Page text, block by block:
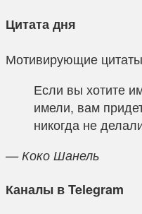
Цитата дня
Мотивирующие
Если вы хотите
имели, вам
никогда не
— Коко Шанель
Каналы в Telegram